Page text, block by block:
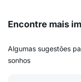
Encontre mais
Algumas sugestões
sonhos